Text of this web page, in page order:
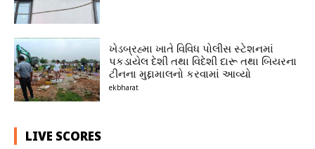
ખેડબ્રહ્મા ખાતે વિવિધ પોલીસ સ્ટેશનમાં
પકડાયેલ દેશી તથા વિદેશી દારૂ તથા બિયરના
ટીનના મુદ્દામાલનો કરવામાં આવ્યો
ekbharat
LIVE SCORES